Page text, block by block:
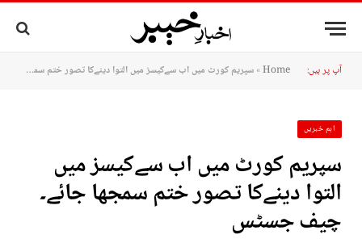
آپ پر ہیں: Home
»سپریم کورٹ میں اب سےکیسز میں التوا دینےکا تصور ختم سمجھا جائے۔ چیف جسٹس
اہم خبریں
سپریم کورٹ میں اب سےکیسز میں
التوا دینےکا تصور ختم سمجھا جائے۔
چیف جسٹس